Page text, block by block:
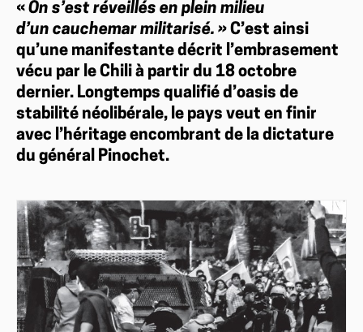
« On s’est réveillés en plein milieu
d’un cauchemar militarisé. » C’est ainsi
qu’une manifestante décrit l’embrasement
vécu par le Chili à partir du 18 octobre
dernier. Longtemps qualifié d’oasis de
stabilité néolibérale, le pays veut en finir
avec l’héritage encombrant de la dictature
du général Pinochet.